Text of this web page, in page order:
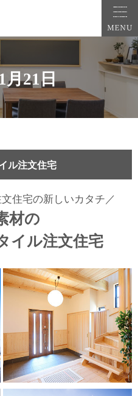
月21日
平原建築工房」へおまかせ。自然
プレインホームへ。自然素材の心地よさ
ル注文住宅
住宅の新しいカタチ／
材の
イル注文住宅